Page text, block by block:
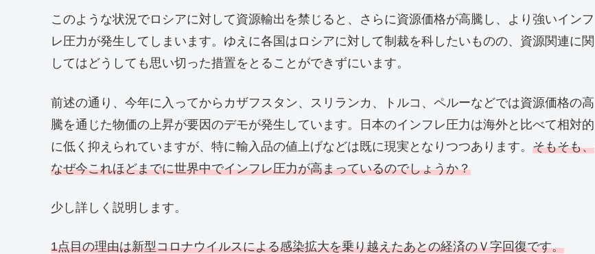
このような状況でロシアに対して資源輸出を禁じると、さらに資源価格が高騰し、より強いインフ
レ圧力が発生してしまいます。ゆえに各国はロシアに対して制裁を科したいものの、資源関連に関
してはどうしても思い切った措置をとることができずにいます。
前述の通り、今年に入ってからカザフスタン、スリランカ、トルコ、ペルーなどでは資源価格の高
騰を通じた物価の上昇が要因のデモが発生しています。日本のインフレ圧力は海外と比べて相対的
に低く抑えられていますが、特に輸入品の値上げなどは既に現実となりつつあります。 そもそも、
なぜ今これほどまでに世界中でインフレ圧力が高まっているのでしょうか？
少し詳しく説明します。
1点目の理由は新型コロナウイルスによる感染拡大を乗り越えたあとの経済のＶ字回復です。